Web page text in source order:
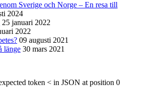
Sverige och Norge – En resa till
2024
25 januari 2022
2022
09 augusti 2021
länge 30 mars 2021
token < in JSON at position 0